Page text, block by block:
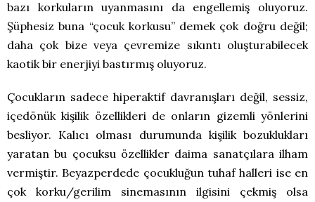
bazı korkuların uyanmasını da engellemiş oluyoruz.
Şüphesiz buna “çocuk korkusu” demek çok doğru değil;
daha çok bize veya çevremize sıkıntı oluşturabilecek
kaotik bir enerjiyi bastırmış oluyoruz.
Çocukların sadece hiperaktif davranışları değil, sessiz,
içedönük kişilik özellikleri de onların gizemli yönlerini
besliyor. Kalıcı olması durumunda kişilik bozuklukları
yaratan bu çocuksu özellikler daima sanatçılara ilham
vermiştir. Beyazperdede çocukluğun tuhaf halleri ise en
çok korku/gerilim sinemasının ilgisini çekmiş olsa